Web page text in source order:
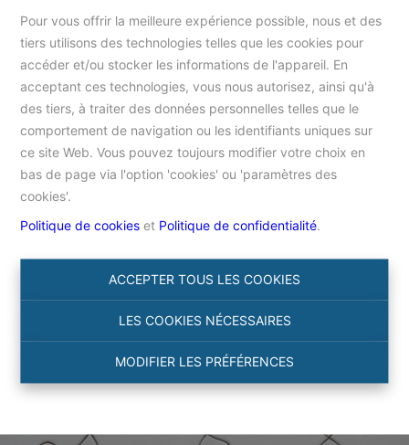
Pour vous offrir la meilleure expérience possible, nous et des
tiers utilisons des technologies telles que les cookies pour
accéder et/ou stocker les informations de l'appareil. En
acceptant ces technologies, vous nous autorisez, ainsi qu'à
des tiers, à traiter des données personnelles telles que le
comportement de navigation ou les identifiants uniques sur
ce site Web. Vous pouvez toujours modifier votre choix en
bas de page via l'option 'cookies' ou 'paramètres des
cookies'.
Politique de cookies et Politique de confidentialité.
ACCEPTER TOUS LES COOKIES
LES COOKIES NÉCESSAIRES
MODIFIER LES PRÉFÉRENCES
Accueil
Accueil